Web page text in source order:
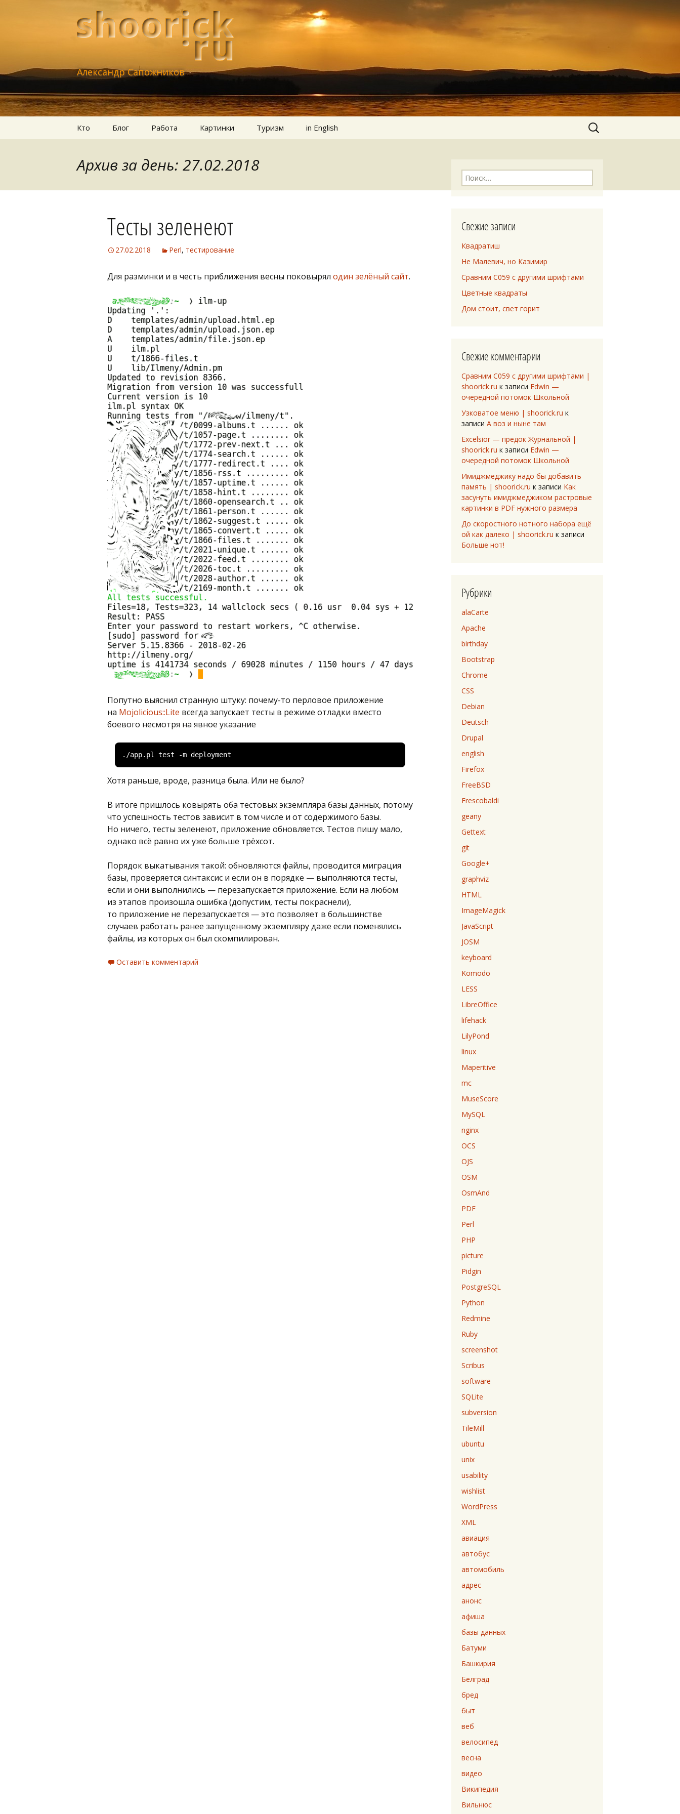
Александр Сапожников
Кто Блог Работа Картинки Туризм in English Найти:
Архив за день: 27.02.2018
Тесты зеленеют
27.02.2018 Perl, тестирование
Для разминки и в честь приближения весны поковырял один зелёный сайт.
Попутно выяснил странную штуку: почему-то перловое приложение
на Mojolicious::Lite всегда запускает тесты в режиме отладки вместо
боевого несмотря на явное указание
./app. pl test -m deployment
Хотя раньше, вроде, разница была. Или не было?
В итоге пришлось ковырять оба тестовых экземпляра базы данных, потому
что успешность тестов зависит в том числе и от содержимого базы.
Но ничего, тесты зеленеют, приложение обновляется. Тестов пишу мало,
однако всё равно их уже больше трёхсот.
Порядок выкатывания такой: обновляются файлы, проводится миграция
базы, проверяется синтаксис и если он в порядке — выполняются тесты,
если и они выполнились — перезапускается приложение. Если на любом
из этапов произошла ошибка (допустим, тесты покраснели),
то приложение не перезапускается — это позволяет в большинстве
случаев работать ранее запущенному экземпляру даже если поменялись
файлы, из которых он был скомпилирован.
Оставить комментарий
Найти:
Свежие записи
Квадратиш
Не Малевич, но Казимир
Сравним C059 с другими шрифтами
Цветные квадраты
Дом стоит, свет горит
Свежие комментарии
Сравним C059 с другими шрифтами |
shoorick.ru к записи Edwin —
очередной потомок Школьной
Узковатое меню | shoorick.ru к
записи А воз и ныне там
Excelsior — предок Журнальной |
shoorick.ru к записи Edwin —
очередной потомок Школьной
Имиджмеджику надо бы добавить
память | shoorick.ru к записи Как
засунуть имиджмеджиком растровые
картинки в PDF нужного размера
До скоростного нотного набора ещё
ой как далеко | shoorick.ru к записи
Больше нот!
Рубрики
alaCarte
Apache
birthday
Bootstrap
Chrome
CSS
Debian
Deutsch
Drupal
english
Firefox
FreeBSD
Frescobaldi
geany
Gettext
git
Google+
graphviz
HTML
ImageMagick
JavaScript
JOSM
keyboard
Komodo
LESS
LibreOffice
lifehack
LilyPond
linux
Maperitive
mc
MuseScore
MySQL
nginx
OCS
OJS
OSM
OsmAnd
PDF
Perl
PHP
picture
Pidgin
PostgreSQL
Python
Redmine
Ruby
screenshot
Scribus
software
SQLite
subversion
TileMill
ubuntu
unix
usability
wishlist
WordPress
XML
авиация
автобус
автомобиль
адрес
анонс
афиша
базы данных
Батуми
Башкирия
Белград
бред
быт
веб
велосипед
весна
видео
Википедия
Вильнюс